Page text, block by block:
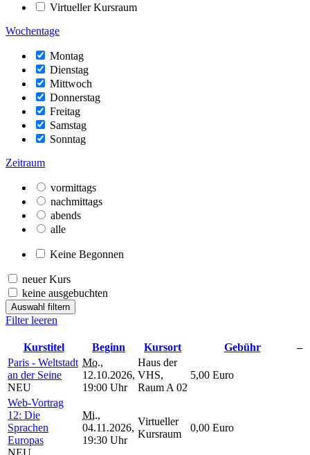
Virtueller Kursraum
Wochentage
Montag
Dienstag
Mittwoch
Donnerstag
Freitag
Samstag
Sonntag
Zeitraum
vormittags
nachmittags
abends
alle
Keine Begonnen
neuer Kurs
keine ausgebuchten
Auswahl filtern
Filter leeren
Kurstitel Beginn Kursort Gebühr
–
Paris - Weltstadt
an der Seine
NEU
Mo.,
12.10.2026,
19:00 Uhr
Haus der
VHS,
Raum A 02
5,00 Euro
Web-Vortrag
12: Die
Sprachen
Europas
NEU
Mi.,
04.11.2026,
19:30 Uhr
Virtueller
Kursraum
0,00 Euro